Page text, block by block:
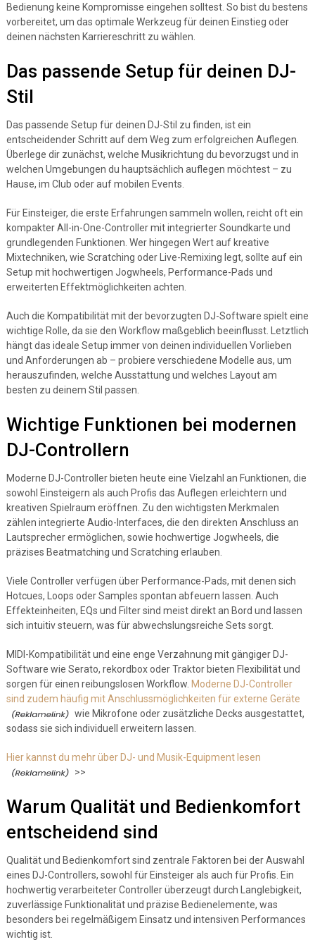
Bedienung keine Kompromisse eingehen solltest. So bist du bestens
vorbereitet, um das optimale Werkzeug für deinen Einstieg oder
deinen nächsten Karriereschritt zu wählen.
Das passende Setup für deinen DJ-
Stil
Das passende Setup für deinen DJ-Stil zu finden, ist ein
entscheidender Schritt auf dem Weg zum erfolgreichen Auflegen.
Überlege dir zunächst, welche Musikrichtung du bevorzugst und in
welchen Umgebungen du hauptsächlich auflegen möchtest – zu
Hause, im Club oder auf mobilen Events.
Für Einsteiger, die erste Erfahrungen sammeln wollen, reicht oft ein
kompakter All-in-One-Controller mit integrierter Soundkarte und
grundlegenden Funktionen. Wer hingegen Wert auf kreative
Mixtechniken, wie Scratching oder Live-Remixing legt, sollte auf ein
Setup mit hochwertigen Jogwheels, Performance-Pads und
erweiterten Effektmöglichkeiten achten.
Auch die Kompatibilität mit der bevorzugten DJ-Software spielt eine
wichtige Rolle, da sie den Workflow maßgeblich beeinflusst. Letztlich
hängt das ideale Setup immer von deinen individuellen Vorlieben
und Anforderungen ab – probiere verschiedene Modelle aus, um
herauszufinden, welche Ausstattung und welches Layout am
besten zu deinem Stil passen.
Wichtige Funktionen bei modernen
DJ-Controllern
Moderne DJ-Controller bieten heute eine Vielzahl an Funktionen, die
sowohl Einsteigern als auch Profis das Auflegen erleichtern und
kreativen Spielraum eröffnen. Zu den wichtigsten Merkmalen
zählen integrierte Audio-Interfaces, die den direkten Anschluss an
Lautsprecher ermöglichen, sowie hochwertige Jogwheels, die
präzises Beatmatching und Scratching erlauben.
Viele Controller verfügen über Performance-Pads, mit denen sich
Hotcues, Loops oder Samples spontan abfeuern lassen. Auch
Effekteinheiten, EQs und Filter sind meist direkt an Bord und lassen
sich intuitiv steuern, was für abwechslungsreiche Sets sorgt.
MIDI-Kompatibilität und eine enge Verzahnung mit gängiger DJ-
Software wie Serato, rekordbox oder Traktor bieten Flexibilität und
sorgen für einen reibungslosen Workflow. Moderne DJ-Controller
sind zudem häufig mit Anschlussmöglichkeiten für externe Geräte
wie Mikrofone oder zusätzliche Decks ausgestattet,
sodass sie sich individuell erweitern lassen.
Hier kannst du mehr über DJ- und Musik-Equipment lesen
>>
Warum Qualität und Bedienkomfort
entscheidend sind
Qualität und Bedienkomfort sind zentrale Faktoren bei der Auswahl
eines DJ-Controllers, sowohl für Einsteiger als auch für Profis. Ein
hochwertig verarbeiteter Controller überzeugt durch Langlebigkeit,
zuverlässige Funktionalität und präzise Bedienelemente, was
besonders bei regelmäßigem Einsatz und intensiven Performances
wichtig ist.